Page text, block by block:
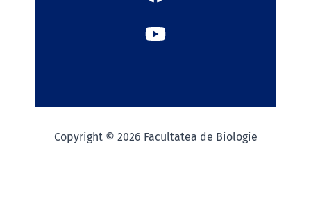
Copyright © 2026 Facultatea de Biologie